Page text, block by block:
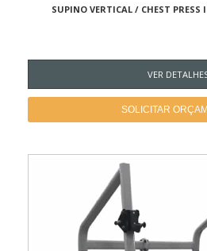
SUPINO VERTICAL / CHEST PRESS
VER
SOLICITAR